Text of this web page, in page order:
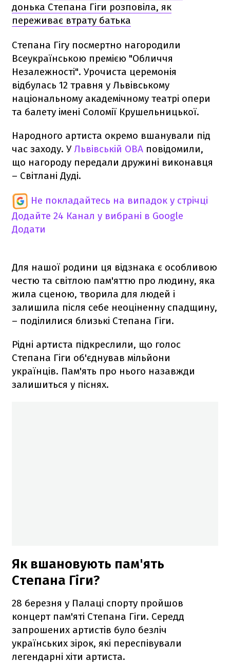
донька Степана Гіги розповіла, як
переживає втрату батька
Степана Гігу посмертно нагородили
Всеукраїнською премією "Обличчя
Незалежності". Урочиста церемонія
відбулась 12 травня у Львівському
національному академічному театрі опери
та балету імені Соломії Крушельницької.
Народного артиста окремо вшанували під
час заходу. УЛьвівській ОВА повідомили,
що нагороду передали дружині виконавця
– Світлані Дуді.
Не покладайтесь на випадок у стрічці
Додайте 24 Канал у вибрані в Google
Додати
Для нашої родини ця відзнака є особливою
честю та світлою пам'яттю про людину, яка
жила сценою, творила для людей і
залишила після себе неоціненну спадщину,
– поділилися близькі Степана Гіги.
Рідні артиста підкреслили, що голос
Степана Гіги об'єднував мільйони
українців. Пам'ять про нього назавжди
залишиться у піснях.
Як вшановують пам'ять
Степана Гіги?
28 березня у Палаці спорту пройшов
концерт пам'яті Степана Гіги. Середд
запрошених артистів було безліч
українських зірок, які переспівували
легендарні хіти артиста.